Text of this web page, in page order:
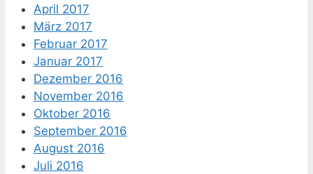
April 2017
März 2017
Februar 2017
Januar 2017
Dezember 2016
November 2016
Oktober 2016
September 2016
August 2016
Juli 2016